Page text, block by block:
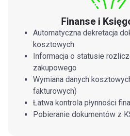
Finanse i
Automatyczna dekretacja
kosztowych
Informacja o statusie
zakupowego
Wymiana danych
fakturowych)
Łatwa kontrola płynności
Pobieranie dokumentów z